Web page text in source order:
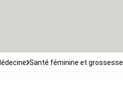
Santé féminine et grossesse